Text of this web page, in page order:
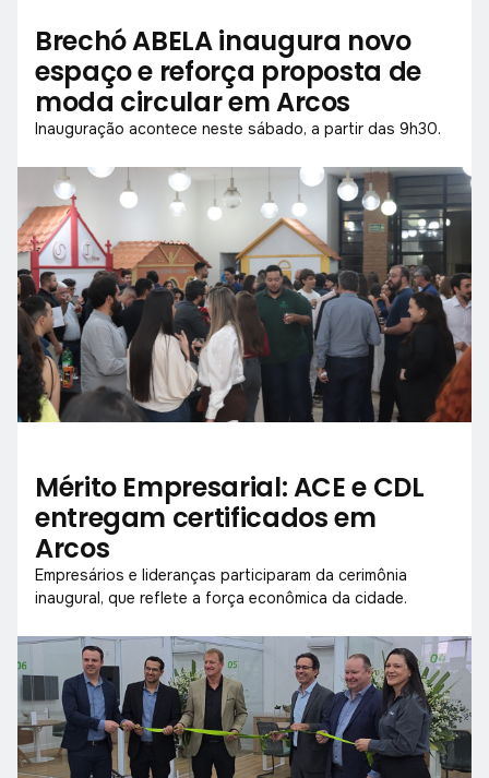
Brechó ABELA inaugura novo
espaço e reforça proposta de
moda circular em Arcos
Inauguração acontece neste sábado, a partir das 9h30.
Mérito Empresarial: ACE e CDL
entregam certificados em
Arcos
Empresários e lideranças participaram da cerimônia
inaugural, que reflete a força econômica da cidade.